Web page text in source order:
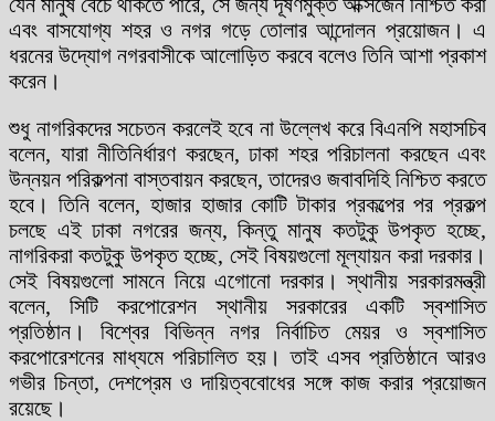
এবং বাসযোগ্য শহর ও নগর গড়ে তোলার আন্দোলন প্রয়োজন। এ
ধরনের উদ্যোগ নগরবাসীকে আলোড়িত করবে বলেও তিনি আশা প্রকাশ
করেন।
শুধু নাগরিকদের সচেতন করলেই হবে না উল্লেখ করে বিএনপি মহাসচিব
বলেন, যারা নীতিনির্ধারণ করছেন, ঢাকা শহর পরিচালনা করছেন এবং
উন্নয়ন পরিকল্পনা বাস্তবায়ন করছেন, তাদেরও জবাবদিহি নিশ্চিত করতে
হবে। তিনি বলেন, হাজার হাজার কোটি টাকার প্রকল্পের পর প্রকল্প
চলছে এই ঢাকা নগরের জন্য, কিন্তু মানুষ কতটুকু উপকৃত হচ্ছে,
নাগরিকরা কতটুকু উপকৃত হচ্ছে, সেই বিষয়গুলো মূল্যায়ন করা দরকার।
সেই বিষয়গুলো সামনে নিয়ে এগোনো দরকার। স্থানীয় সরকারমন্ত্রী
বলেন, সিটি করপোরেশন স্থানীয় সরকারের একটি স্বশাসিত
প্রতিষ্ঠান। বিশ্বের বিভিন্ন নগর নির্বাচিত মেয়র ও স্বশাসিত
করপোরেশনের মাধ্যমে পরিচালিত হয়। তাই এসব প্রতিষ্ঠানে আরও
গভীর চিন্তা, দেশপ্রেম ও দায়িত্ববোধের সঙ্গে কাজ করার প্রয়োজন
রয়েছে।